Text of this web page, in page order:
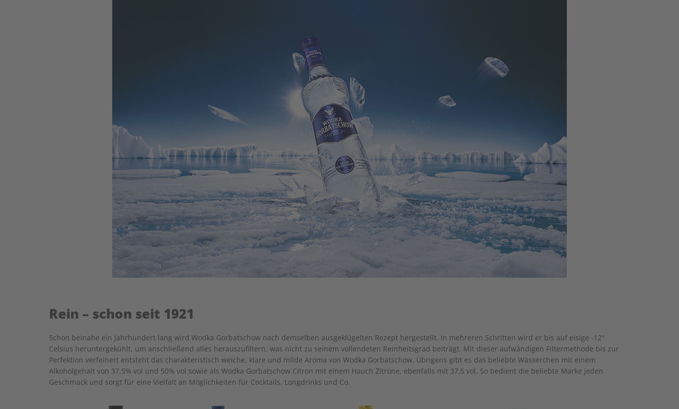
Rein – schon seit 1921
Schon beinahe ein Jahrhundert lang wird Wodka Gorbatschow nach demselben ausgeklügelten Rezept hergestellt. In mehreren Schritten wird er bis auf eisige -12°
Celsius heruntergekühlt, um anschließend alles herauszufiltern, was nicht zu seinem vollendeten Reinheitsgrad beiträgt. Mit dieser aufwändigen Filtermethode bis zur
Perfektion verfeinert entsteht das charakteristisch weiche, klare und milde Aroma von Wodka Gorbatschow. Übrigens gibt es das beliebte Wässerchen mit einem
Alkoholgehalt von 37,5% vol und 50% vol sowie als Wodka Gorbatschow Citron mit einem Hauch Zitrone, ebenfalls mit 37,5 vol. So bedient die beliebte Marke jeden
Geschmack und sorgt für eine Vielfalt an Möglichkeiten für Cocktails, Longdrinks und Co.